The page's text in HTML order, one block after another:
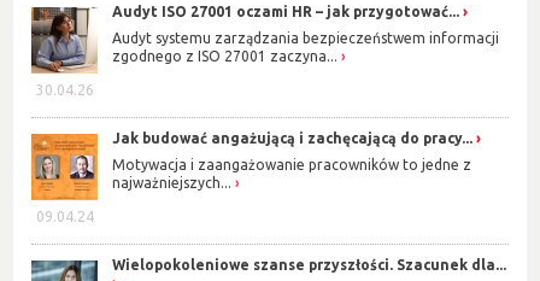
30.04.26
Audyt ISO 27001 oczami HR – jak przygotować...
Audyt systemu zarządzania bezpieczeństwem informacji
zgodnego z ISO 27001 zaczyna...
09.04.24
Jak budować angażującą i zachęcającą do pracy...
Motywacja i zaangażowanie pracowników to jedne z
najważniejszych...
Wielopokoleniowe szanse przyszłości. Szacunek dla...